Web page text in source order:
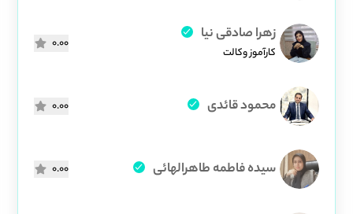
زهرا صادقی نیا
کارآموز وکالت
0.00
محمود قائدی 0.00
سیده فاطمه طاهرالهائی 0.00